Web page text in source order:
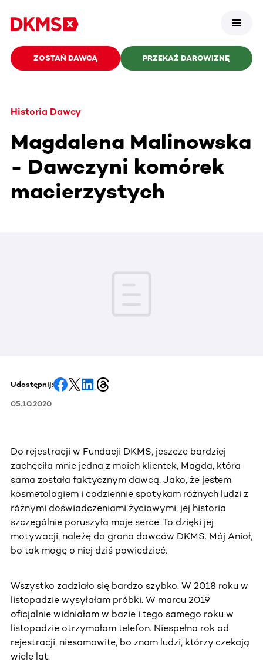
ZOSTAŃ DAWCĄ PRZEKAŻ DAROWIZNĘ
Historia Dawcy
Magdalena Malinowska
- Dawczyni komórek
macierzystych
Udostępnij:
05.10.2020
Do rejestracji w Fundacji DKMS, jeszcze bardziej
zachęciła mnie jedna z moich klientek, Magda, która
sama została faktycznym dawcą. Jako, że jestem
kosmetologiem i codziennie spotykam różnych ludzi z
różnymi doświadczeniami życiowymi, jej historia
szczególnie poruszyła moje serce. To dzięki jej
motywacji, należę do grona dawców DKMS. Mój Anioł,
bo tak mogę o niej dziś powiedzieć.
Wszystko zadziało się bardzo szybko. W 2018 roku w
listopadzie wysyłałam próbki. W marcu 2019
oficjalnie widniałam w bazie i tego samego roku w
listopadzie otrzymałam telefon. Niespełna rok od
rejestracji, niesamowite, bo znam ludzi, którzy czekają
wiele lat.